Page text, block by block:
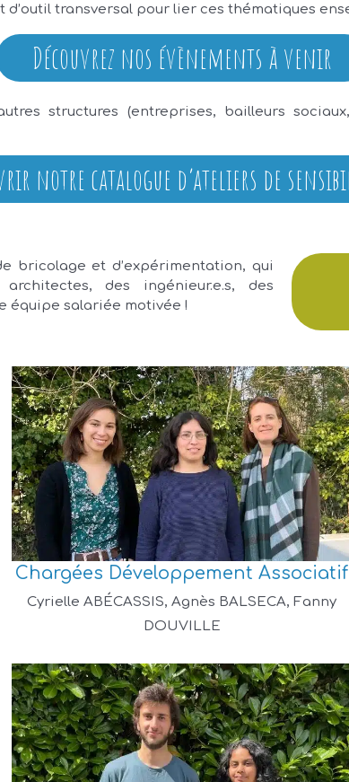
d’outil transversal pour lier ces thématiques
Découvrez nos évènements à venir
structures (entreprises, bailleurs
notre catalogue d’ateliers de
bricolage et d’expérimentation, qui
des ingénieur.e.s, des
équipe salariée motivée !
Chargées Développement Associatif
Cyrielle ABÉCASSIS, Agnès BALSECA, Fanny
DOUVILLE